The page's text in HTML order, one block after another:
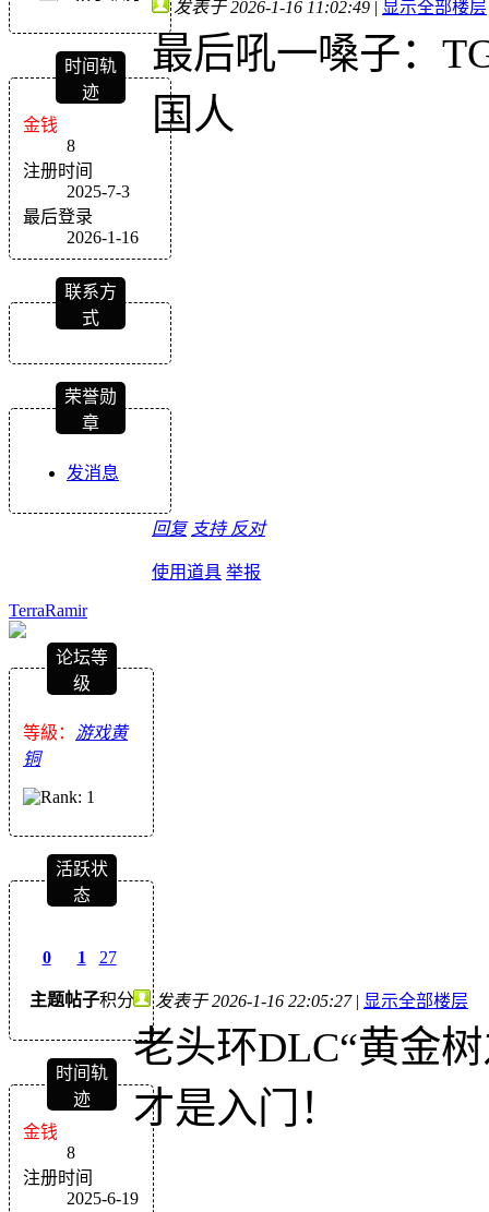
时间轨
迹
金钱
8
注册时间
2025-7-3
最后登录
2026-1-16
联系方
式
荣誉勋
章
发消息
发表于 2026-1-16 11:02:49 | 显示全部楼层
最后吼一嗓子：
国人
回复 支持 反对
使用道具 举报
TerraRamir
论坛等
级
等級： 游戏黄
铜
活跃状
态
0
主题
1
帖子
27
积分
时间轨
迹
金钱
8
注册时间
2025-6-19
发表于 2026-1-16 22:05:27 | 显示全部楼层
老头环DLC“黄金
才是入门！